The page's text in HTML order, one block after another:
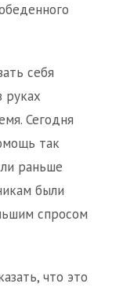
себя
руках
Сегодня
так
раньше
были
спросом
что это